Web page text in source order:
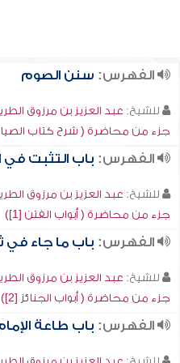
الفهرس: سنن الصوم
للشيخ: عبد العزيز بن مرزوق
جزء من محاضرة ( شرح كتاب الصيام
الفهرس: باب التثبت في
للشيخ: عبد العزيز بن مرزوق
جزء من محاضرة ( أبواب الفتن [1])
الفهرس: باب ما جاء في
للشيخ: عبد العزيز بن مرزوق
جزء من محاضرة ( أبواب الجنائز [2])
الفهرس: باب طاعة